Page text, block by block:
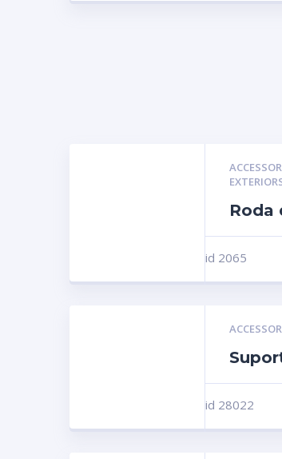
Roda
id 2065
id 28022